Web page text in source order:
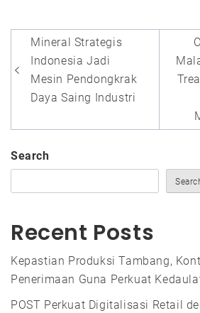
Post
navigation
Mineral Strategis
Indonesia Jadi
Mesin Pendongkrak
Daya Saing Industri
Search
Recent Posts
Kepastian Produksi Tambang,
Penerimaan Guna Perkuat
POST Perkuat Digitalisasi Retail